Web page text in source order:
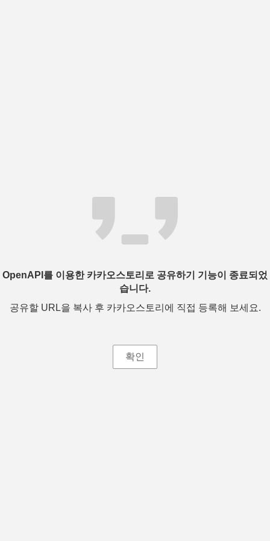
OpenAPI를 이용한 카카오스토리로 공유하기 기능이 종료되었
습니다.
공유할 URL을 복사 후 카카오스토리에 직접 등록해 보세요.
확인